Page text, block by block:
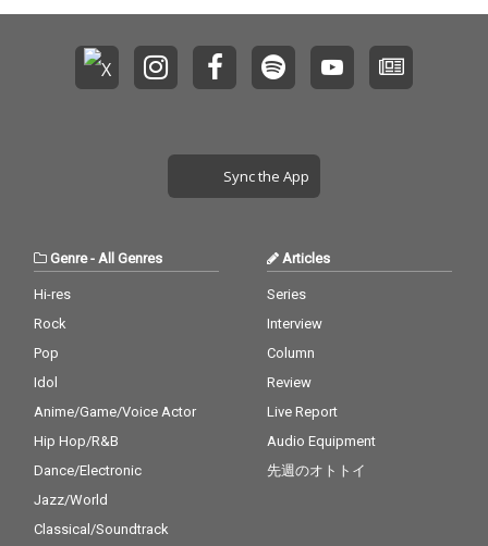
Sync the App
Genre-All Genres
Hi-res
Rock
Pop
Idol
Anime/Game/Voice Actor
Hip Hop/R&B
Dance/Electronic
Jazz/World
Classical/Soundtrack
Articles
Series
Interview
Column
Review
Live Report
Audio Equipment
先週のオトトイ